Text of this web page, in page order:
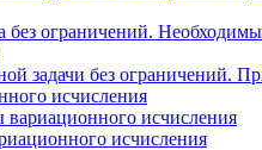
без ограничений.
задачи без ограничений.
исчисления
исчисления
исчисления